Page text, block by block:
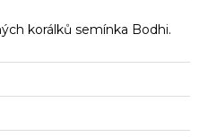
korálků semínka Bodhi.